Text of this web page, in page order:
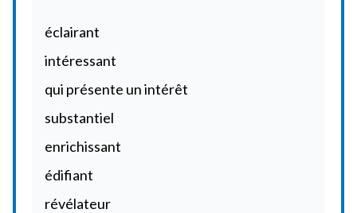
éclairant
intéressant
qui présente un intérêt
substantiel
enrichissant
édifiant
révélateur